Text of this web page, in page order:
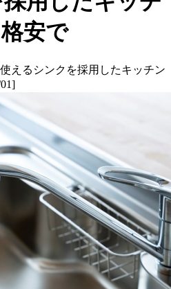
安で
えるシンクを採用したキッチン